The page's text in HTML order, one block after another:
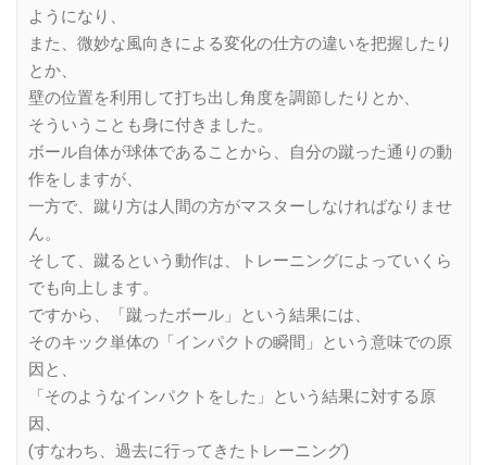
ようになり、
また、微妙な風向きによる変化の仕方の違いを把握したり
とか、
壁の位置を利用して打ち出し角度を調節したりとか、
そういうことも身に付きました。
ボール自体が球体であることから、自分の蹴った通りの動
作をしますが、
一方で、蹴り方は人間の方がマスターしなければなりませ
ん。
そして、蹴るという動作は、トレーニングによっていくら
でも向上します。
ですから、「蹴ったボール」という結果には、
そのキック単体の「インパクトの瞬間」という意味での原
因と、
「そのようなインパクトをした」という結果に対する原
因、
(すなわち、過去に行ってきたトレーニング)